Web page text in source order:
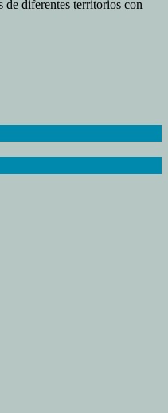
diferentes territorios con